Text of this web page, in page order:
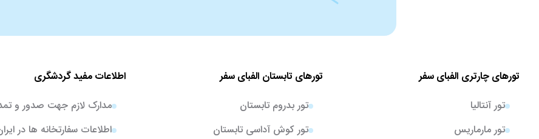
تورهای چارتری الفبای سفر
تور آنتالیا
تور مارماریس
تورهای تابستان الفبای سفر
تور بدروم تابستان
تور کوش آداسی تابستان
اطلاعات مفید گردشگری
مدارک لازم جهت صدور و
اطلاعات سفارتخانه ها در